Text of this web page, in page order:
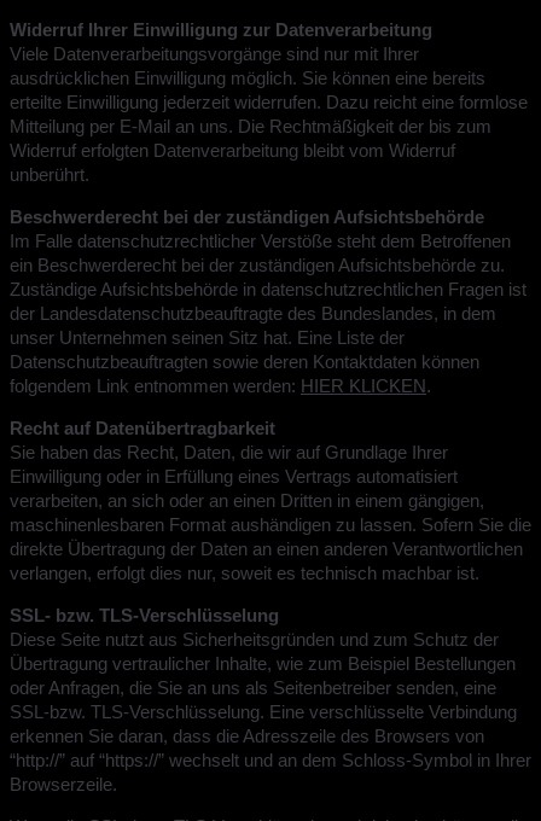
Widerruf Ihrer Einwilligung zur Datenverarbeitung
Viele Datenverarbeitungsvorgänge sind nur mit Ihrer
ausdrücklichen Einwilligung möglich. Sie können eine bereits
erteilte Einwilligung jederzeit widerrufen. Dazu reicht eine formlose
Mitteilung per E-Mail an uns. Die Rechtmäßigkeit der bis zum
Widerruf erfolgten Datenverarbeitung bleibt vom Widerruf
unberührt.
Beschwerderecht bei der zuständigen Aufsichtsbehörde
Im Falle datenschutzrechtlicher Verstöße steht dem Betroffenen
ein Beschwerderecht bei der zuständigen Aufsichtsbehörde zu.
Zuständige Aufsichtsbehörde in datenschutzrechtlichen Fragen ist
der Landesdatenschutzbeauftragte des Bundeslandes, in dem
unser Unternehmen seinen Sitz hat. Eine Liste der
Datenschutzbeauftragten sowie deren Kontaktdaten können
folgendem Link entnommen werden: HIER KLICKEN.
Recht auf Datenübertragbarkeit
Sie haben das Recht, Daten, die wir auf Grundlage Ihrer
Einwilligung oder in Erfüllung eines Vertrags automatisiert
verarbeiten, an sich oder an einen Dritten in einem gängigen,
maschinenlesbaren Format aushändigen zu lassen. Sofern Sie die
direkte Übertragung der Daten an einen anderen Verantwortlichen
verlangen, erfolgt dies nur, soweit es technisch machbar ist.
SSL- bzw. TLS-Verschlüsselung
Diese Seite nutzt aus Sicherheitsgründen und zum Schutz der
Übertragung vertraulicher Inhalte, wie zum Beispiel Bestellungen
oder Anfragen, die Sie an uns als Seitenbetreiber senden, eine
SSL-bzw. TLS-Verschlüsselung. Eine verschlüsselte Verbindung
erkennen Sie daran, dass die Adresszeile des Browsers von
“http://” auf “https://” wechselt und an dem Schloss-Symbol in Ihrer
Browserzeile.